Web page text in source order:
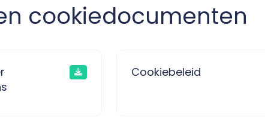
cookiedocumenten
Cookiebeleid